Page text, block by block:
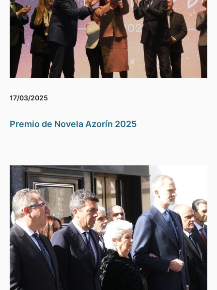
17/03/2025
Premio de Novela Azorín 2025